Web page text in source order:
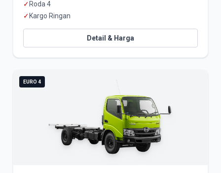
✓ Roda 4
✓ Kargo Ringan
Detail & Harga
EURO 4